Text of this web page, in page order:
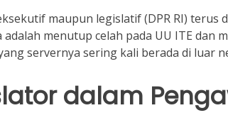
maupun legislatif (DPR RI)
menutup celah pada UU ITE dan
servernya sering kali berada di luar
dalam